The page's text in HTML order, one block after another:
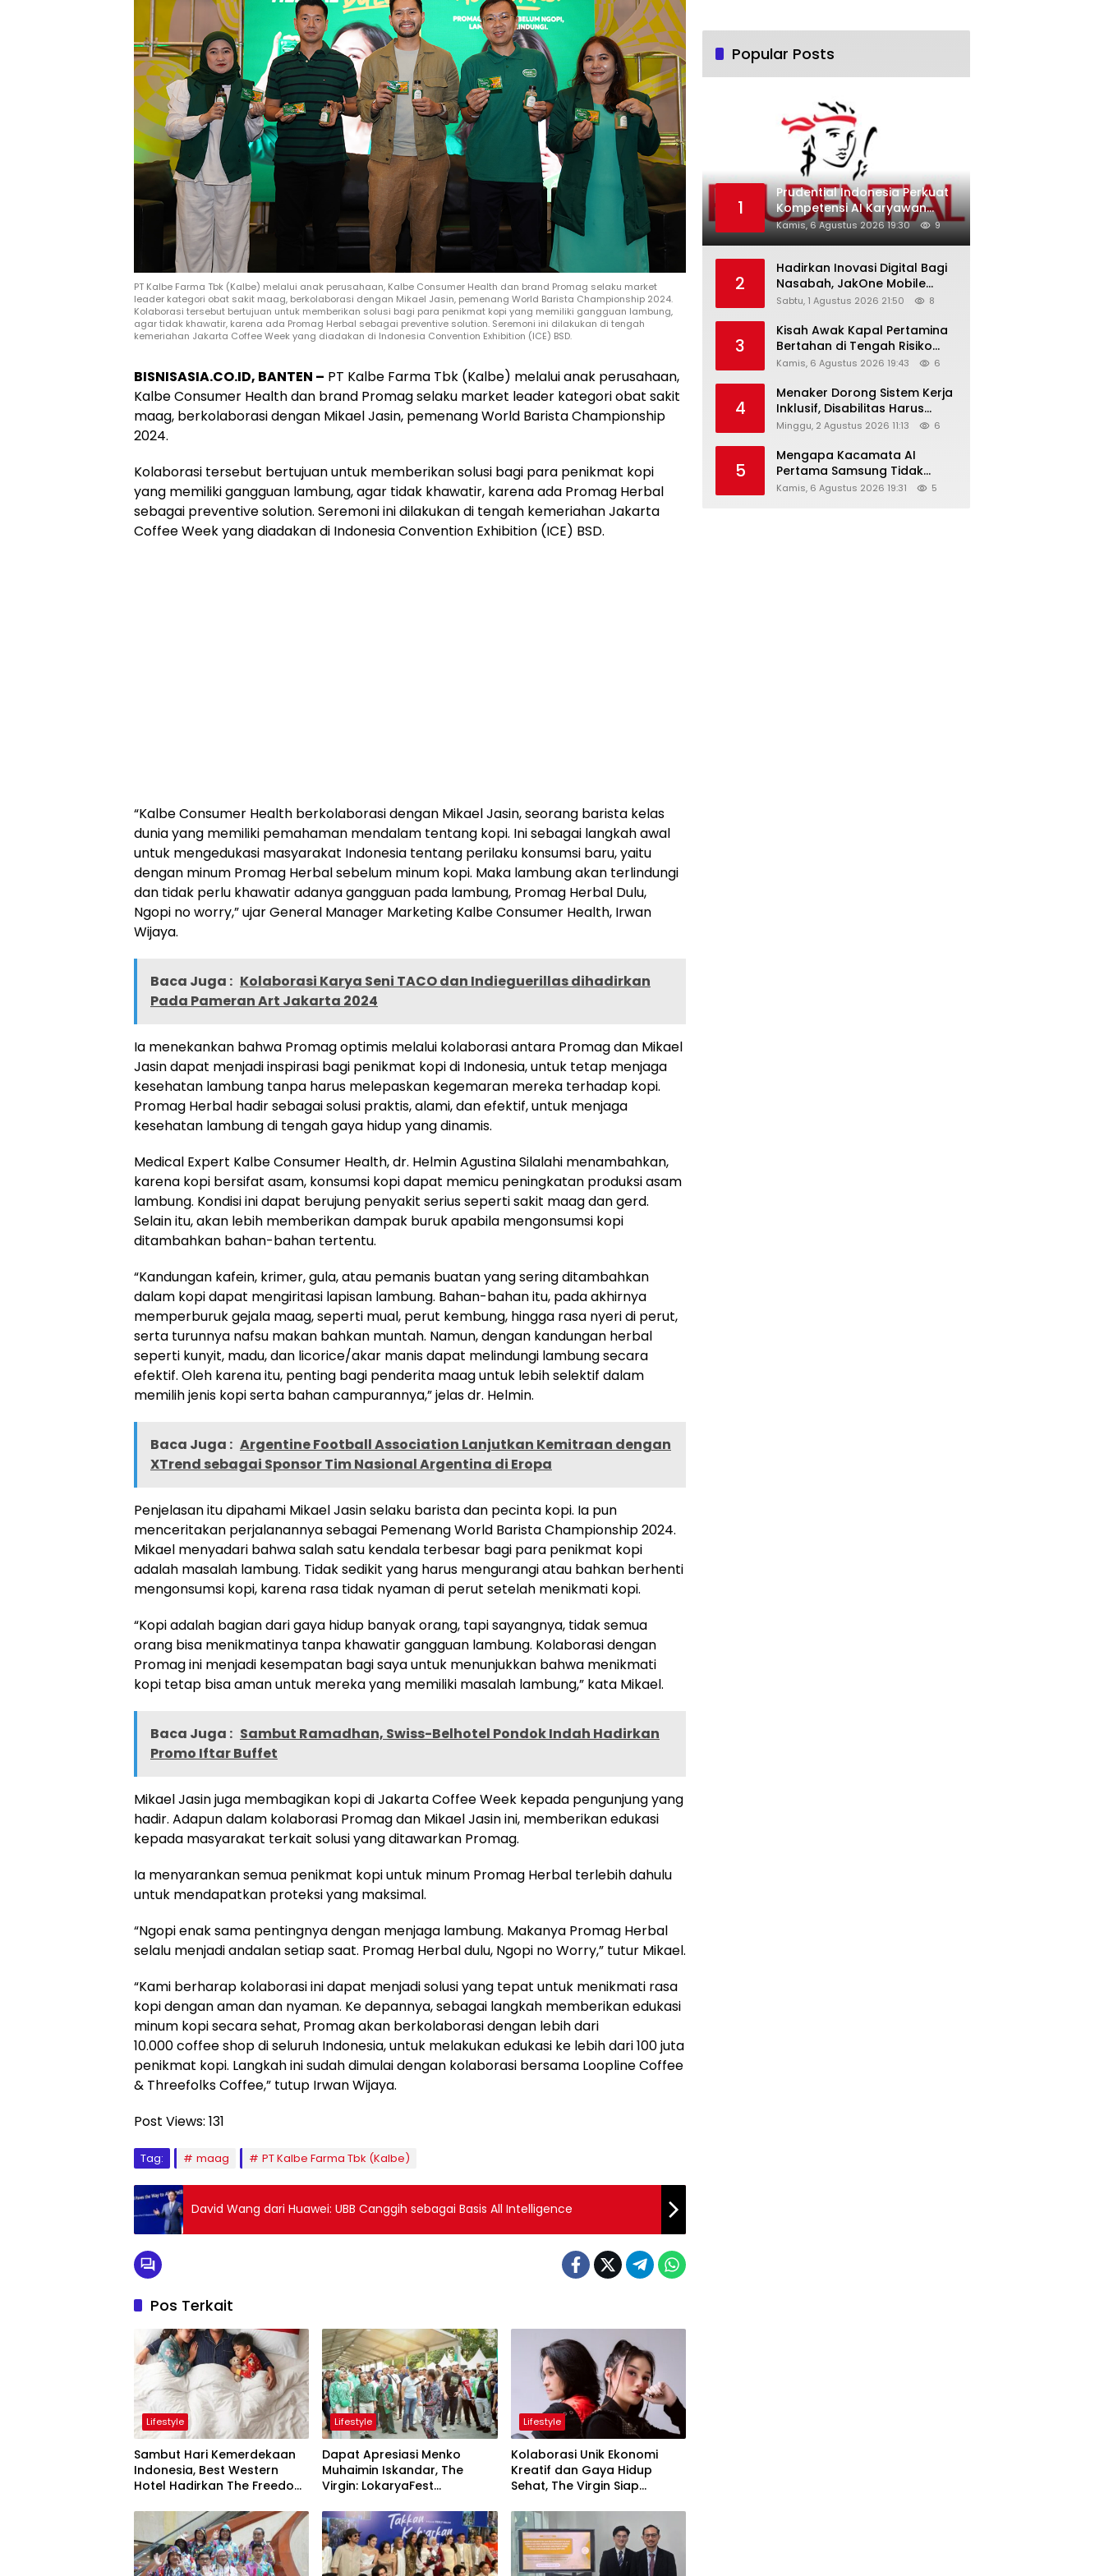
PT Kalbe Farma Tbk (Kalbe) melalui anak perusahaan, Kalbe Consumer Health dan brand Promag selaku market
leader kategori obat sakit maag, berkolaborasi dengan Mikael Jasin, pemenang World Barista Championship 2024.
Kolaborasi tersebut bertujuan untuk memberikan solusi bagi para penikmat kopi yang memiliki gangguan lambung,
agar tidak khawatir, karena ada Promag Herbal sebagai preventive solution. Seremoni ini dilakukan di tengah
kemeriahan Jakarta Coffee Week yang diadakan di Indonesia Convention Exhibition (ICE) BSD.
BISNISASIA.CO.ID, BANTEN – PT Kalbe Farma Tbk (Kalbe) melalui anak perusahaan,
Kalbe Consumer Health dan brand Promag selaku market leader kategori obat sakit
maag, berkolaborasi dengan Mikael Jasin, pemenang World Barista Championship
2024.
Kolaborasi tersebut bertujuan untuk memberikan solusi bagi para penikmat kopi
yang memiliki gangguan lambung, agar tidak khawatir, karena ada Promag Herbal
sebagai preventive solution. Seremoni ini dilakukan di tengah kemeriahan Jakarta
Coffee Week yang diadakan di Indonesia Convention Exhibition (ICE) BSD.
“Kalbe Consumer Health berkolaborasi dengan Mikael Jasin, seorang barista kelas
dunia yang memiliki pemahaman mendalam tentang kopi. Ini sebagai langkah awal
untuk mengedukasi masyarakat Indonesia tentang perilaku konsumsi baru, yaitu
dengan minum Promag Herbal sebelum minum kopi. Maka lambung akan terlindungi
dan tidak perlu khawatir adanya gangguan pada lambung, Promag Herbal Dulu,
Ngopi no worry,” ujar General Manager Marketing Kalbe Consumer Health, Irwan
Wijaya.
Baca Juga : Kolaborasi Karya Seni TACO dan Indieguerillas dihadirkan
Pada Pameran Art Jakarta 2024
Ia menekankan bahwa Promag optimis melalui kolaborasi antara Promag dan Mikael
Jasin dapat menjadi inspirasi bagi penikmat kopi di Indonesia, untuk tetap menjaga
kesehatan lambung tanpa harus melepaskan kegemaran mereka terhadap kopi.
Promag Herbal hadir sebagai solusi praktis, alami, dan efektif, untuk menjaga
kesehatan lambung di tengah gaya hidup yang dinamis.
Medical Expert Kalbe Consumer Health, dr. Helmin Agustina Silalahi menambahkan,
karena kopi bersifat asam, konsumsi kopi dapat memicu peningkatan produksi asam
lambung. Kondisi ini dapat berujung penyakit serius seperti sakit maag dan gerd.
Selain itu, akan lebih memberikan dampak buruk apabila mengonsumsi kopi
ditambahkan bahan-bahan tertentu.
“Kandungan kafein, krimer, gula, atau pemanis buatan yang sering ditambahkan
dalam kopi dapat mengiritasi lapisan lambung. Bahan-bahan itu, pada akhirnya
memperburuk gejala maag, seperti mual, perut kembung, hingga rasa nyeri di perut,
serta turunnya nafsu makan bahkan muntah. Namun, dengan kandungan herbal
seperti kunyit, madu, dan licorice/akar manis dapat melindungi lambung secara
efektif. Oleh karena itu, penting bagi penderita maag untuk lebih selektif dalam
memilih jenis kopi serta bahan campurannya,” jelas dr. Helmin.
Baca Juga : Argentine Football Association Lanjutkan Kemitraan dengan
XTrend sebagai Sponsor Tim Nasional Argentina di Eropa
Penjelasan itu dipahami Mikael Jasin selaku barista dan pecinta kopi. Ia pun
menceritakan perjalanannya sebagai Pemenang World Barista Championship 2024.
Mikael menyadari bahwa salah satu kendala terbesar bagi para penikmat kopi
adalah masalah lambung. Tidak sedikit yang harus mengurangi atau bahkan berhenti
mengonsumsi kopi, karena rasa tidak nyaman di perut setelah menikmati kopi.
“Kopi adalah bagian dari gaya hidup banyak orang, tapi sayangnya, tidak semua
orang bisa menikmatinya tanpa khawatir gangguan lambung. Kolaborasi dengan
Promag ini menjadi kesempatan bagi saya untuk menunjukkan bahwa menikmati
kopi tetap bisa aman untuk mereka yang memiliki masalah lambung,” kata Mikael.
Baca Juga : Sambut Ramadhan, Swiss-Belhotel Pondok Indah Hadirkan
Promo Iftar Buffet
Mikael Jasin juga membagikan kopi di Jakarta Coffee Week kepada pengunjung yang
hadir. Adapun dalam kolaborasi Promag dan Mikael Jasin ini, memberikan edukasi
kepada masyarakat terkait solusi yang ditawarkan Promag.
Ia menyarankan semua penikmat kopi untuk minum Promag Herbal terlebih dahulu
untuk mendapatkan proteksi yang maksimal.
“Ngopi enak sama pentingnya dengan menjaga lambung. Makanya Promag Herbal
selalu menjadi andalan setiap saat. Promag Herbal dulu, Ngopi no Worry,” tutur Mikael.
“Kami berharap kolaborasi ini dapat menjadi solusi yang tepat untuk menikmati rasa
kopi dengan aman dan nyaman. Ke depannya, sebagai langkah memberikan edukasi
minum kopi secara sehat, Promag akan berkolaborasi dengan lebih dari
10.000 coffee shop di seluruh Indonesia, untuk melakukan edukasi ke lebih dari 100 juta
penikmat kopi. Langkah ini sudah dimulai dengan kolaborasi bersama Loopline Coffee
& Threefolks Coffee,” tutup Irwan Wijaya.
Post Views: 131
Tag: maag PT Kalbe Farma Tbk (Kalbe)
David Wang dari Huawei: UBB Canggih sebagai Basis All Intelligence
Pos Terkait
Lifestyle
Sambut Hari Kemerdekaan
Indonesia, Best Western
Hotel Hadirkan The Freedom
Lifestyle
Dapat Apresiasi Menko
Muhaimin Iskandar, The
Virgin: LokaryaFest
Pertemukan Kolaborasi Apik
Lifestyle
Kolaborasi Unik Ekonomi
Kreatif dan Gaya Hidup
Sehat, The Virgin Siap
LokaryaFest 2026
Popular Posts
1
Prudential Indonesia Perkuat
Kompetensi AI Karyawan
Lewat AI Week
Kamis, 6 Agustus 2026 19:30 9
2
Hadirkan Inovasi Digital Bagi
Nasabah, JakOne Mobile
Antar Bank Jakarta Sukses
Awards 2026
Sabtu, 1 Agustus 2026 21:50 8
3
Kisah Awak Kapal Pertamina
Bertahan di Tengah Risiko
Pelayaran Selat Hormuz
Kamis, 6 Agustus 2026 19:43 6
4
Menaker Dorong Sistem Kerja
Inklusif, Disabilitas Harus
Dapat Kesempatan Setara
Minggu, 2 Agustus 2026 11:13 6
5
Mengapa Kacamata AI
Pertama Samsung Tidak
Dibekali Layar?
Kamis, 6 Agustus 2026 19:31 5